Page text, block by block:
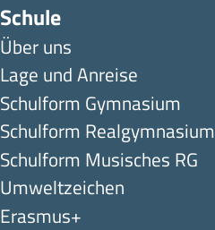
Schule
Über uns
Lage und Anreise
Schulform Gymnasium
Schulform Realgymnasium
Schulform Musisches RG
Umweltzeichen
Erasmus+